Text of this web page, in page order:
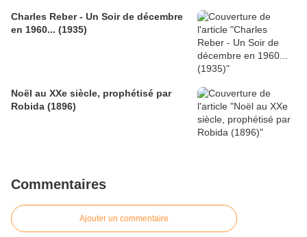
Charles Reber - Un Soir de décembre
en 1960... (1935)
Noël au XXe siècle, prophétisé par
Robida (1896)
Commentaires
Ajouter un commentaire